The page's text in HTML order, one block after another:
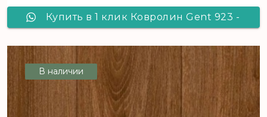
Текущая цена: 4470 ₸.
Купить в 1 клик Ковролин Gent 923 -
В наличии